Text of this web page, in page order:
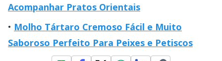
Acompanhar Pratos Orientais
Molho Tártaro Cremoso Fácil e Muito
Saboroso Perfeito Para Peixes e Petiscos